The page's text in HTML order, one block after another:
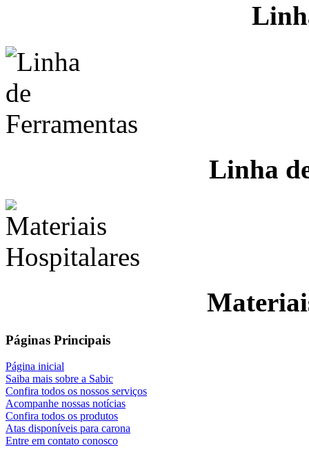
Linha
Páginas Principais
Página inicial
Saiba mais sobre a Sabic
Confira todos os nossos serviços
Acompanhe nossas notícias
Confira todos os produtos
Atas disponíveis para carona
Entre em contato conosco